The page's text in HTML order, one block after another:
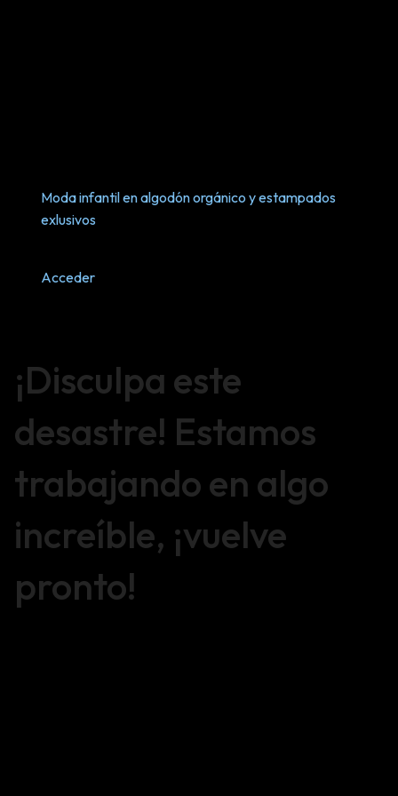
Moda infantil en algodón orgánico y estampados
exlusivos
Acceder
¡Disculpa este
desastre! Estamos
trabajando en algo
increíble, ¡vuelve
pronto!